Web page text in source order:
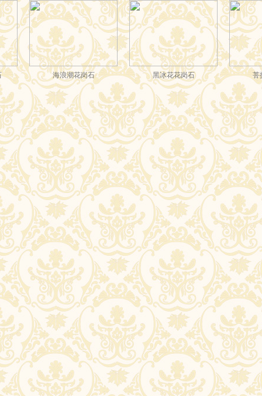
海浪潮花岗石 黑冰花花岗石 菩提绿花岗
南充市西充县城北新区四馆
一场
南充新四馆一场工程案例最
新动态
秋叶花岗